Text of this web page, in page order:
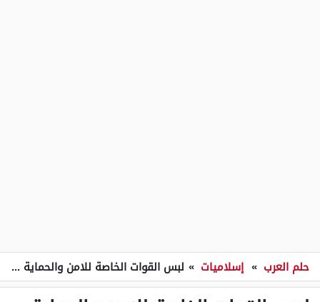
حلم العرب » إسلاميات » لبس القوات الخاصة للامن والحماية 1445